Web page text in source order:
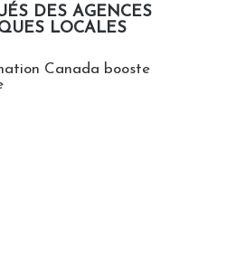
DES AGENCES
LOCALES
Canada booste